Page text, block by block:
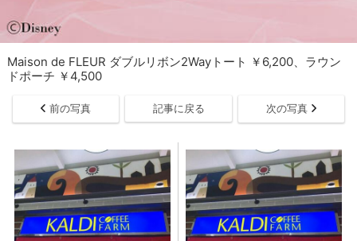
Maison de FLEUR ダブルリボン2Wayトート ￥6,200、ラウン
ドポーチ ￥4,500
前の写真 記事に戻る 次の写真